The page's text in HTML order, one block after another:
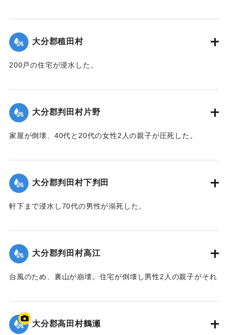
｜固有コード:
大分郡稙田村
200戸の住宅が浸水した。
｜固有コード:00481013
大分郡判田村片野
家屋が倒壊、40代と20代の女性2人の親子が圧死した。
｜固有コード:00481014
大分郡判田村下判田
軒下まで浸水し70代の男性が溺死した。
｜固有コード:00481015
大分郡判田村高江
台風のため、裏山が崩壊。住宅が倒壊し男性2人の親子がそれ
｜固有コード:
大分郡高田村鶴瀬